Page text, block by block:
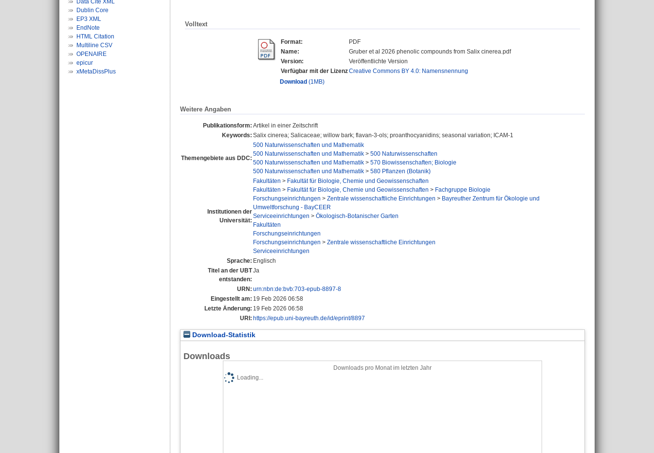
Data Cite XML
Dublin Core
EP3 XML
EndNote
HTML Citation
Multiline CSV
OPENAIRE
epicur
xMetaDissPlus
Volltext
Format:
PDF
Name:
Gruber et al 2026 phenolic compounds from Salix cinerea.pdf
Version:
Veröffentlichte Version
Verfügbar mit der LizenzCreative Commons BY 4.0: Namensnennung
Download (1MB)
Weitere Angaben
Publikationsform: Artikel in einer Zeitschrift
Keywords: Salix cinerea; Salicaceae; willow bark; flavan-3-ols; proanthocyanidins; seasonal variation; ICAM-1
Themengebiete aus DDC:
500 Naturwissenschaften und Mathematik
500 Naturwissenschaften und Mathematik > 500 Naturwissenschaften
500 Naturwissenschaften und Mathematik > 570 Biowissenschaften; Biologie
500 Naturwissenschaften und Mathematik > 580 Pflanzen (Botanik)
Institutionen der
Universität:
Fakultäten > Fakultät für Biologie, Chemie und Geowissenschaften
Fakultäten > Fakultät für Biologie, Chemie und Geowissenschaften > Fachgruppe Biologie
Forschungseinrichtungen > Zentrale wissenschaftliche Einrichtungen > Bayreuther Zentrum für Ökologie und
Umweltforschung - BayCEER
Serviceeinrichtungen > Ökologisch-Botanischer Garten
Fakultäten
Forschungseinrichtungen
Forschungseinrichtungen > Zentrale wissenschaftliche Einrichtungen
Serviceeinrichtungen
Sprache: Englisch
Titel an der UBT
entstanden:
Ja
URN: urn:nbn:de:bvb:703-epub-8897-8
Eingestellt am: 19 Feb 2026 06:58
Letzte Änderung: 19 Feb 2026 06:58
URI: https://epub.uni-bayreuth.de/id/eprint/8897
Download-Statistik
Downloads
Downloads pro Monat im letzten Jahr
Loading...